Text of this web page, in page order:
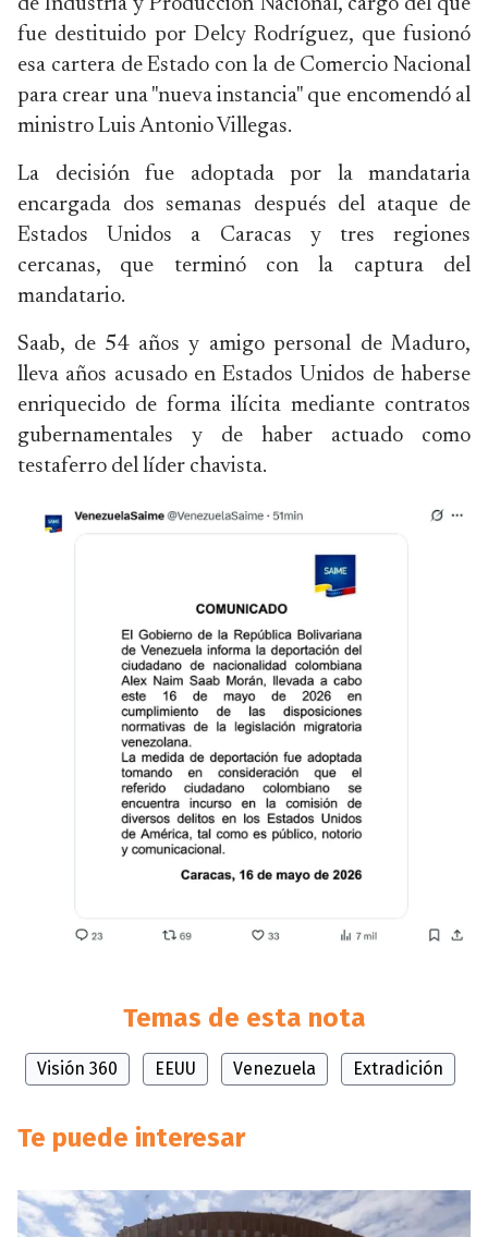
de Industria y Producción Nacional, cargo del que
fue destituido por Delcy Rodríguez, que fusionó
esa cartera de Estado con la de Comercio Nacional
para crear una "nueva instancia" que encomendó al
ministro Luis Antonio Villegas.
La decisión fue adoptada por la mandataria
encargada dos semanas después del ataque de
Estados Unidos a Caracas y tres regiones
cercanas, que terminó con la captura del
mandatario.
Saab, de 54 años y amigo personal de Maduro,
lleva años acusado en Estados Unidos de haberse
enriquecido de forma ilícita mediante contratos
gubernamentales y de haber actuado como
testaferro del líder chavista.
Temas de esta nota
Visión 360 EEUU Venezuela Extradición
Te puede interesar